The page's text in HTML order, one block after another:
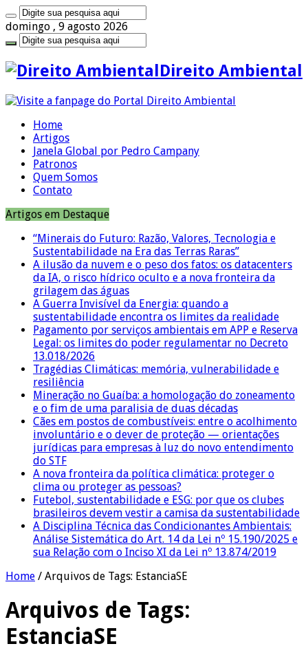
domingo , 9 agosto 2026
Direito Ambiental
Home
Artigos
Janela Global por Pedro Campany
Patronos
Quem Somos
Contato
Artigos em Destaque
“Minerais do Futuro: Razão, Valores, Tecnologia e
Sustentabilidade na Era das Terras Raras”
A ilusão da nuvem e o peso dos fatos: os datacenters
da IA, o risco hídrico oculto e a nova fronteira da
grilagem das águas
A Guerra Invisível da Energia: quando a
sustentabilidade encontra os limites da realidade
Pagamento por serviços ambientais em APP e Reserva
Legal: os limites do poder regulamentar no Decreto
13.018/2026
Tragédias Climáticas: memória, vulnerabilidade e
resiliência
Mineração no Guaíba: a homologação do zoneamento
e o fim de uma paralisia de duas décadas
Cães em postos de combustíveis: entre o acolhimento
involuntário e o dever de proteção — orientações
jurídicas para empresas à luz do novo entendimento
do STF
A nova fronteira da política climática: proteger o
clima ou proteger as pessoas?
Futebol, sustentabilidade e ESG: por que os clubes
brasileiros devem vestir a camisa da sustentabilidade
A Disciplina Técnica das Condicionantes Ambientais:
Análise Sistemática do Art. 14 da Lei nº 15.190/2025 e
sua Relação com o Inciso XI da Lei nº 13.874/2019
Home / Arquivos de Tags: EstanciaSE
Arquivos de Tags:
EstanciaSE